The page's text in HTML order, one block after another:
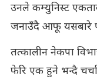
उनले कम्युनिस्ट
जनाउँदै आफू यसबारे
तत्कालीन नेकपा
फेरि एक हुने भन्दै